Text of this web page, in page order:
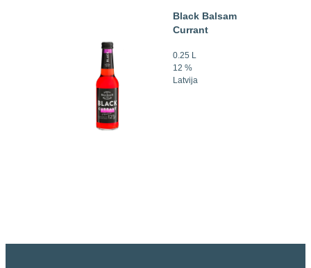
Black Balsam
Currant
0.25 L
12 %
Latvija